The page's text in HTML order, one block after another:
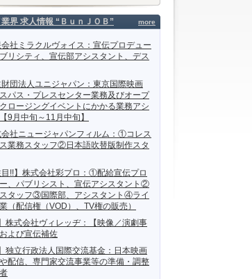
more
界 求人情報 “ＢｕｎＪＯＢ”
社ミラクルヴォイス：宣伝プロデュー
リシティ、宣伝部アシスタント、デス
団法人ユニジャパン：東京国際映画
パス・プレスセンター業務及びオープ
ロージングイベントにかかる業務アシ
9月中旬～11月中旬】
会社ニュージャパンフィルム：①コレス
業務スタッフ②日本語吹替版制作スタ
目!!】株式会社彩プロ：①配給宣伝プロ
、パブリシスト、宣伝アシスタント②
タッフ③国際部、アシスタント④ライ
（配信権（VOD）、TV権の販売）
株式会社ヴィレッヂ：【映像／演劇事
よび宣伝補佐
独立行政法人国際交流基金：日本映画
配信、専門家交流事業等の準備・調整